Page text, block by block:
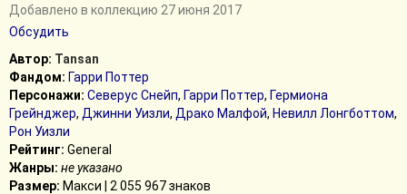
Добавлено в коллекцию 27 июня 2017
Обсудить
Автор: Tansan
Фандом: Гарри Поттер
Персонажи: Северус Снейп, Гарри Поттер, Гермиона
Грейнджер, Джинни Уизли, Драко Малфой, Невилл Лонгботтом,
Рон Уизли
Рейтинг: General
Жанры: не указано
Размер: Макси | 2 055 967 знаков